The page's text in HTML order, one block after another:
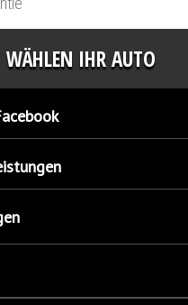
WÄHLEN IHR AUTO